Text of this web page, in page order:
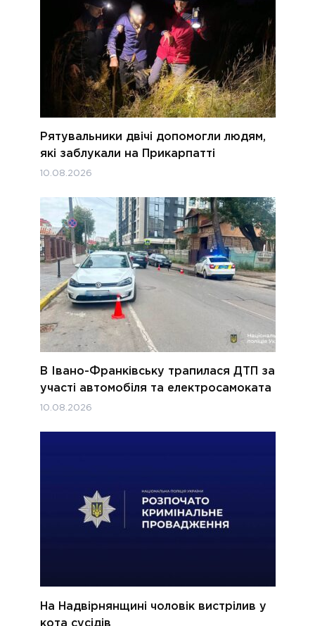
Рятувальники двічі допомогли людям,
які заблукали на Прикарпатті
10.08.2026
В Івано-Франківську трапилася ДТП за
участі автомобіля та електросамоката
10.08.2026
На Надвірнянщині чоловік вистрілив у
кота сусідів